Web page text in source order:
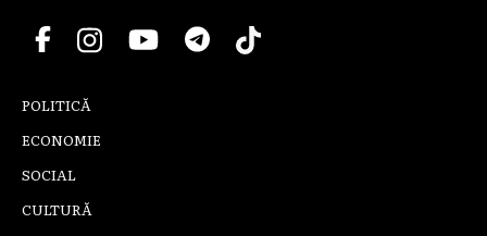
POLITICĂ
ECONOMIE
SOCIAL
CULTURĂ